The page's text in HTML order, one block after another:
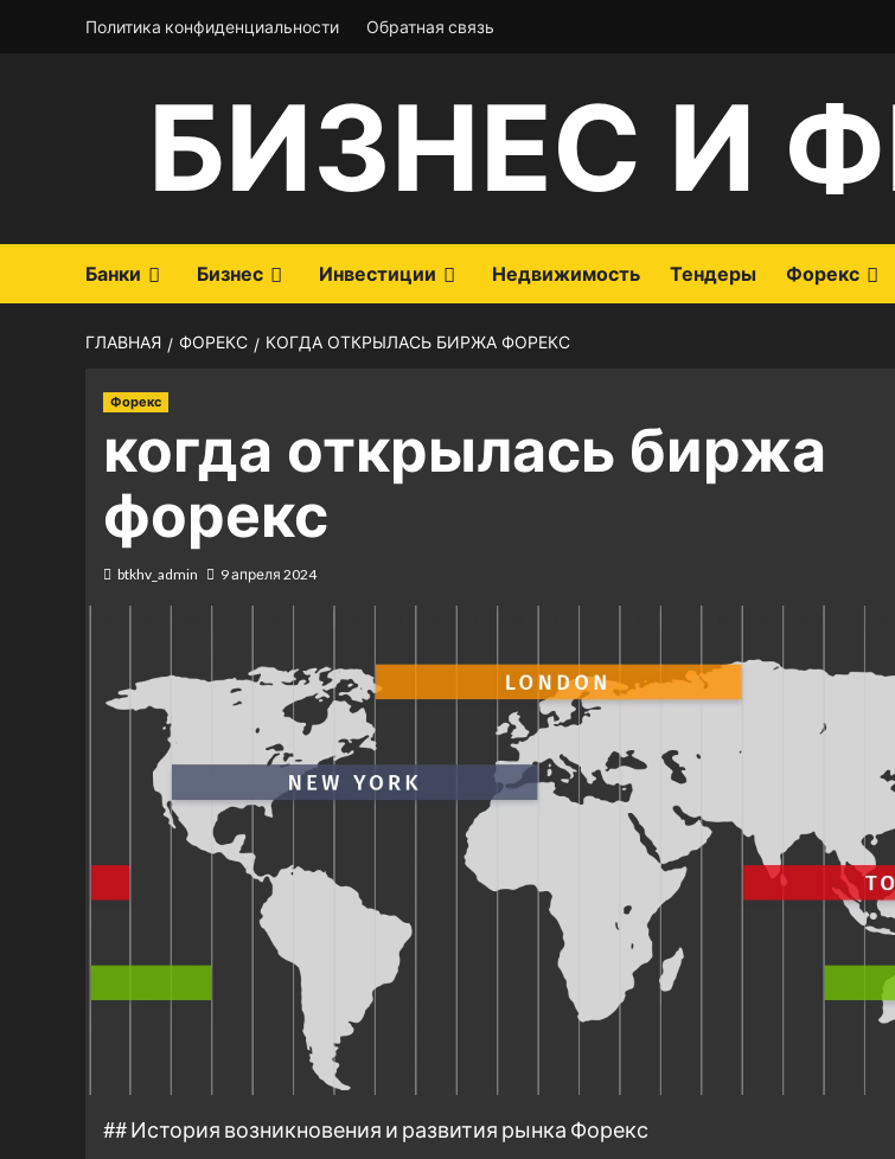
Политика конфиденциальности Обратная связь
БИЗНЕС И
Банки Бизнес Инвестиции Недвижимость Тендеры Форекс
ГЛАВНАЯ ФОРЕКС КОГДА ОТКРЫЛАСЬ БИРЖА ФОРЕКС
Форекс
когда открылась биржа
форекс
btkhv_admin 9 апреля 2024
## История возникновения и развития рынка Форекс